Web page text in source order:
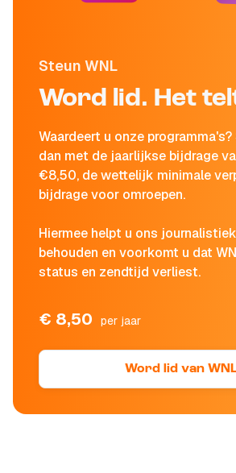
Steun WNL
Word lid. Het
Waardeert u onze programma's?
dan met de jaarlijkse bijdrage
€8,50, de wettelijk minimale
bijdrage voor omroepen.
Hiermee helpt u ons
behouden en voorkomt u dat
status en zendtijd verliest.
€ 8,50 per jaar
Word lid van WNL